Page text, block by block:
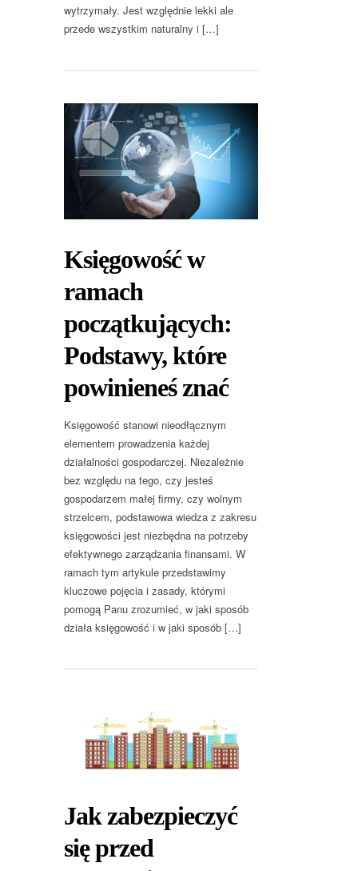
wytrzymały. Jest względnie lekki ale
przede wszystkim naturalny i […]
Księgowość w
ramach
początkujących:
Podstawy, które
powinieneś znać
Księgowość stanowi nieodłącznym
elementem prowadzenia każdej
działalności gospodarczej. Niezależnie
bez względu na tego, czy jesteś
gospodarzem małej firmy, czy wolnym
strzelcem, podstawowa wiedza z zakresu
księgowości jest niezbędna na potrzeby
efektywnego zarządzania finansami. W
ramach tym artykule przedstawimy
kluczowe pojęcia i zasady, którymi
pomogą Panu zrozumieć, w jaki sposób
działa księgowość i w jaki sposób […]
Jak zabezpieczyć
się przed